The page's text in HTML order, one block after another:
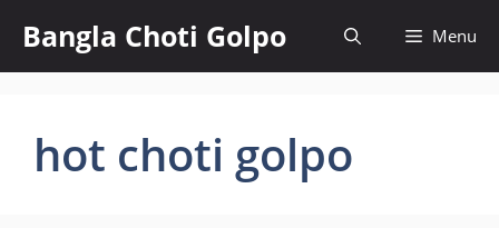
content
Bangla Choti Golpo Menu
hot choti golpo